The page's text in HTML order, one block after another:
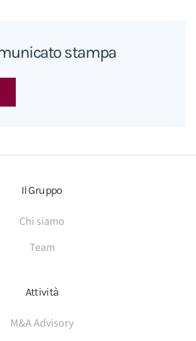
stampa
Il Gruppo
Chi siamo
Team
Attività
M&A Advisory